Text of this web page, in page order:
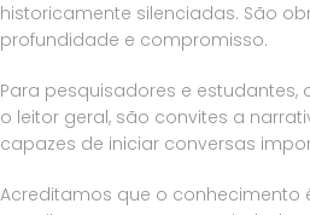
historicamente silenciadas. São
profundidade e compromisso.
Para pesquisadores e
o leitor geral, são convites a
capazes de iniciar conversas
Acreditamos que o conhecimento